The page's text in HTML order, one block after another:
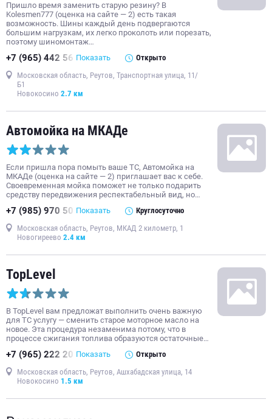
Пришло время заменить старую резину? В
Kolesmen777 (оценка на сайте — 2) есть такая
возможность. Шины каждый день подвергаются
большим нагрузкам, их легко проколоть или порезать,
поэтому шиномонтаж…
+7 (965) 442 56 Показать Открыто
Московская область, Реутов, Транспортная улица, 11/
Б1
Новокосино 2.7 км
Автомойка на МКАДе
Если пришла пора помыть ваше ТС, Автомойка на
МКАДе (оценка на сайте — 2) приглашает вас к себе.
Своевременная мойка поможет не только подарить
средству передвижения респектабельный вид, но…
+7 (985) 970 50 Показать Круглосуточно
Московская область, Реутов, МКАД 2 километр, 1
Новогиреево 2.4 км
TopLevel
В TopLevel вам предложат выполнить очень важную
для ТС услугу — сменить старое моторное масло на
новое. Эта процедура незаменима потому, что в
процессе сжигания топлива образуются остаточные…
+7 (965) 222 20 Показать Открыто
Московская область, Реутов, Ашхабадская улица, 14
Новокосино 1.5 км